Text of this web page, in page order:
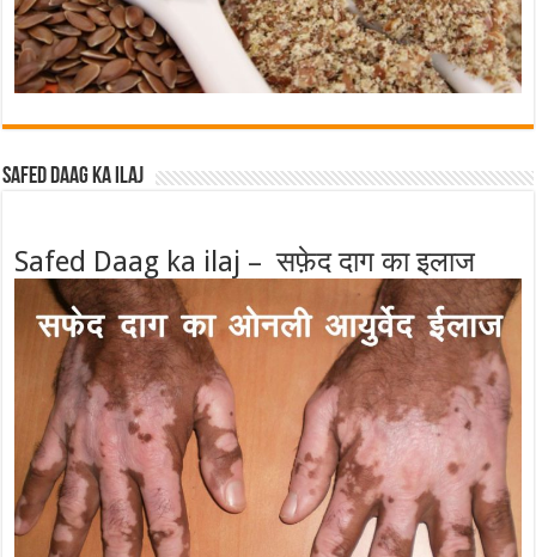
Safed Daag ka ilaj
Safed Daag ka ilaj – सफ़ेद दाग का इलाज